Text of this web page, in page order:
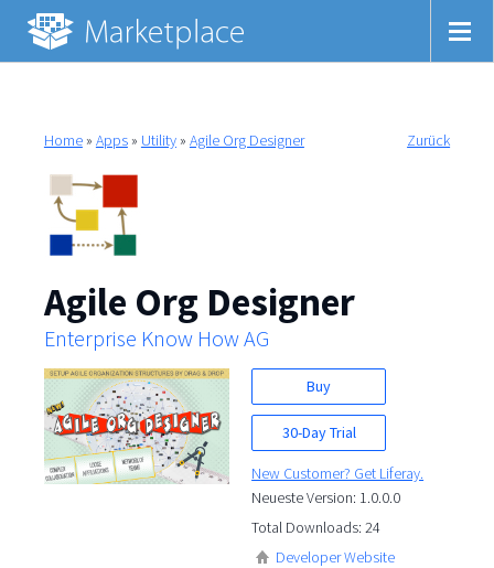
Home» Apps» Utility» Agile Org Designer Zurück
Agile Org Designer
Enterprise Know How AG
Buy
30-Day Trial
New Customer? Get Liferay.
Neueste Version: 1.0.0.0
Total Downloads: 24
Developer Website